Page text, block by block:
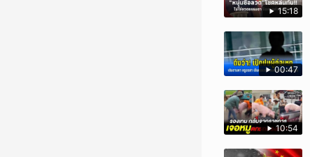
15:18
00:47
10:54